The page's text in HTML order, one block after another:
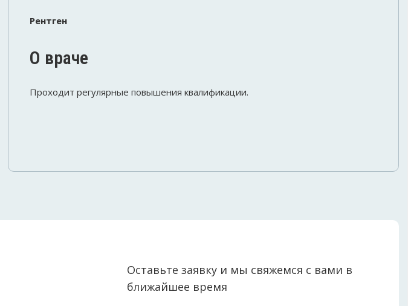
Рентген
О враче
Проходит регулярные повышения квалификации.
Оставьте заявку и мы свяжемся с вами в
ближайшее время